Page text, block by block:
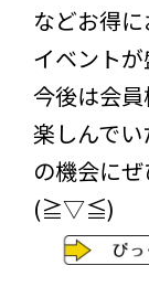
などお得
イベントが
今後は会
楽しんでい
の機会に
(≧▽≦)